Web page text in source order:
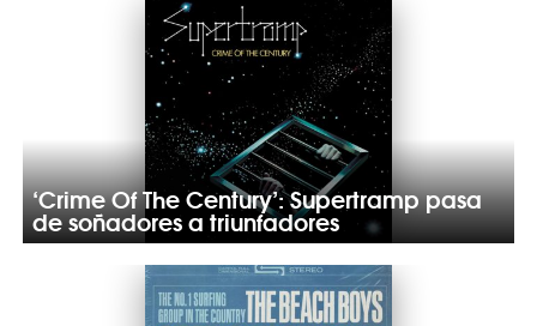
‘Crime Of The Century’: Supertramp pasa
de soñadores a triunfadores